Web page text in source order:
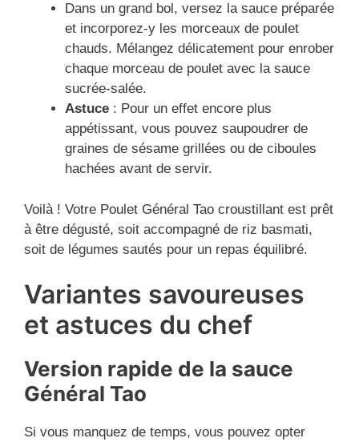
Dans un grand bol, versez la sauce préparée
et incorporez-y les morceaux de poulet
chauds. Mélangez délicatement pour enrober
chaque morceau de poulet avec la sauce
sucrée-salée.
Astuce : Pour un effet encore plus
appétissant, vous pouvez saupoudrer de
graines de sésame grillées ou de ciboules
hachées avant de servir.
Voilà ! Votre Poulet Général Tao croustillant est prêt
à être dégusté, soit accompagné de riz basmati,
soit de légumes sautés pour un repas équilibré.
Variantes savoureuses
et astuces du chef
Version rapide de la sauce
Général Tao
Si vous manquez de temps, vous pouvez opter